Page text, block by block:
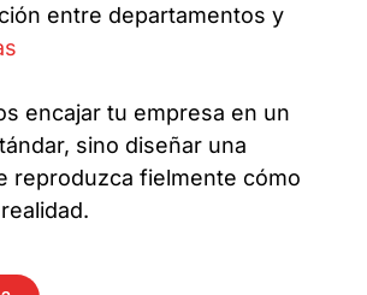
entre departamentos y
encajar tu empresa en un
sino diseñar una
reproduzca fielmente cómo